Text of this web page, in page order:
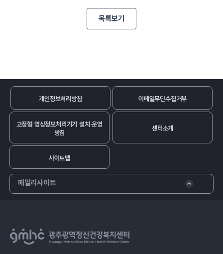
목록보기
개인정보처리방침 이메일무단수집거부
고정형 영상정보처리기기 설치·운영
방침
센터소개
사이트맵
패밀리사이트